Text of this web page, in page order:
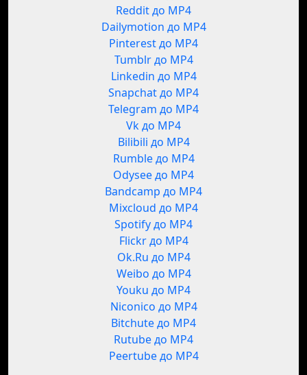
Reddit до MP4
Dailymotion до MP4
Pinterest до MP4
Tumblr до MP4
Linkedin до MP4
Snapchat до MP4
Telegram до MP4
Vk до MP4
Bilibili до MP4
Rumble до MP4
Odysee до MP4
Bandcamp до MP4
Mixcloud до MP4
Spotify до MP4
Flickr до MP4
Ok.Ru до MP4
Weibo до MP4
Youku до MP4
Niconico до MP4
Bitchute до MP4
Rutube до MP4
Peertube до MP4